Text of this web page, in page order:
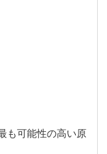
も可能性の高い原